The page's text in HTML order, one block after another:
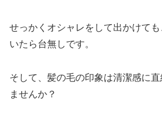
せっかくオシャレをして出かけて
いたら台無しです。
そして、髪の毛の印象は清潔感に
ませんか？